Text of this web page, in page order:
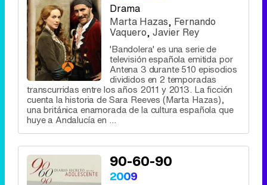
Drama
Marta Hazas, Fernando
Vaquero, Javier Rey
'Bandolera' es una serie de
televisión española emitida por
Antena 3 durante 510 episodios
divididos en 2 temporadas
transcurridas entre los años 2011 y 2013. La ficción
cuenta la historia de Sara Reeves (Marta Hazas),
una británica enamorada de la cultura española que
huye a Andalucía en ...
90-60-90
2009